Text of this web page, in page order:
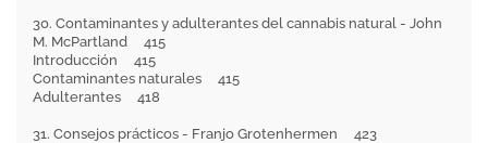
30. Contaminantes y adulterantes del cannabis natural - John
M. McPartland 415
Introducción 415
Contaminantes naturales 415
Adulterantes 418
31. Consejos prácticos - Franjo Grotenhermen 423